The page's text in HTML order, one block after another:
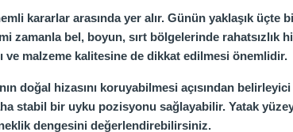
kararlar arasında yer alır. Günün yaklaşık üçte
zamanla bel, boyun, sırt bölgelerinde
ve malzeme kalitesine de dikkat edilmesi önemlidir.
doğal hizasını koruyabilmesi açısından
stabil bir uyku pozisyonu sağlayabilir. Yatak
dengesini değerlendirebilirsiniz.